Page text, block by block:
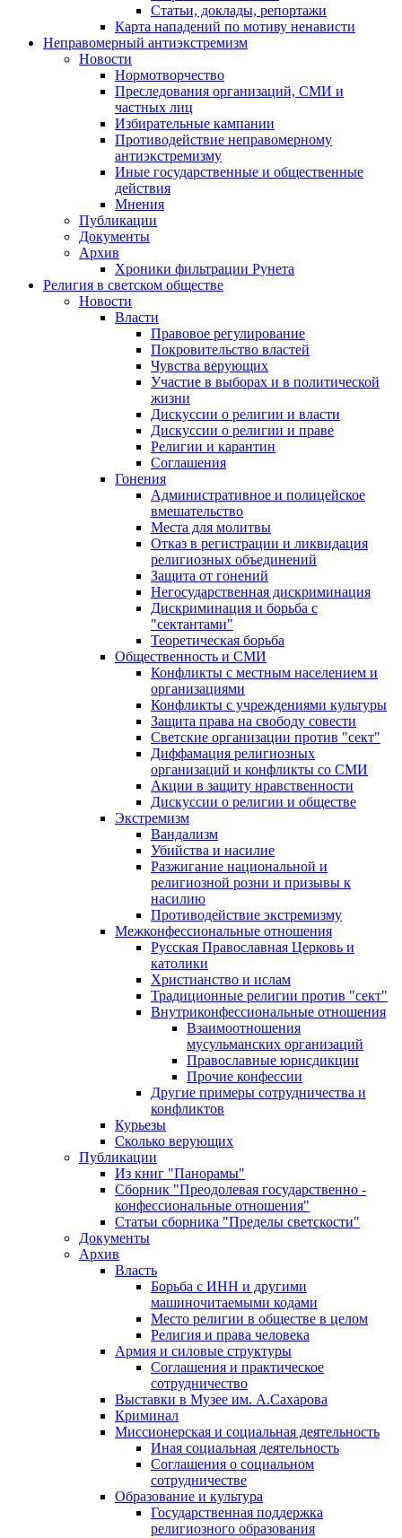
Статьи, доклады, репортажи
Карта нападений по мотиву ненависти
Неправомерный антиэкстремизм
Новости
Нормотворчество
Преследования организаций, СМИ и
частных лиц
Избирательные кампании
Противодействие неправомерному
антиэкстремизму
Иные государственные и общественные
действия
Мнения
Публикации
Документы
Архив
Хроники фильтрации Рунета
Религия в светском обществе
Новости
Власти
Правовое регулирование
Покровительство властей
Чувства верующих
Участие в выборах и в политической
жизни
Дискуссии о религии и власти
Дискуссии о религии и праве
Религии и карантин
Соглашения
Гонения
Административное и полицейское
вмешательство
Места для молитвы
Отказ в регистрации и ликвидация
религиозных объединений
Защита от гонений
Негосударственная дискриминация
Дискриминация и борьба с
"сектантами"
Теоретическая борьба
Общественность и СМИ
Конфликты с местным населением и
организациями
Конфликты с учреждениями культуры
Защита права на свободу совести
Светские организации против "сект"
Диффамация религиозных
организаций и конфликты со СМИ
Акции в защиту нравственности
Дискуссии о религии и обществе
Экстремизм
Вандализм
Убийства и насилие
Разжигание национальной и
религиозной розни и призывы к
насилию
Противодействие экстремизму
Межконфессиональные отношения
Русская Православная Церковь и
католики
Христианство и ислам
Традиционные религии против "сект"
Внутриконфессиональные отношения
Взаимоотношения
мусульманских организаций
Православные юрисдикции
Прочие конфессии
Другие примеры сотрудничества и
конфликтов
Курьезы
Сколько верующих
Публикации
Из книг "Панорамы"
Сборник "Преодолевая государственно -
конфессиональные отношения"
Статьи сборника "Пределы светскости"
Документы
Архив
Власть
Борьба с ИНН и другими
машиночитаемыми кодами
Место религии в обществе в целом
Религия и права человека
Армия и силовые структуры
Соглашения и практическое
сотрудничество
Выставки в Музее им. А.Сахарова
Криминал
Миссионерская и социальная деятельность
Иная социальная деятельность
Соглашения о социальном
сотрудничестве
Образование и культура
Государственная поддержка
религиозного образования